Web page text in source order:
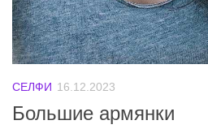
СЕЛФИ 16.12.2023
Большие армянки